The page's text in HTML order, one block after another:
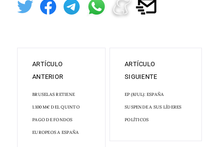
ARTÍCULO
ANTERIOR
BRUSELAS RETIENE
1.100 M€ DEL QUINTO
PAGO DE FONDOS
EUROPEOS A ESPAÑA
ARTÍCULO
SIGUIENTE
EP (8JUL): ESPAÑA
SUSPENDE A SUS LÍDERES
POLÍTICOS